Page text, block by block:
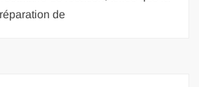
de